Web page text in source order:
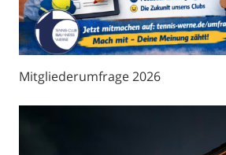
Mitgliederumfrage 2026